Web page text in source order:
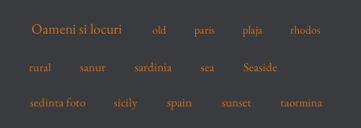
Oameni si locuri old paris plaja rhodos
rural sanur sardinia sea Seaside
sedinta foto sicily spain sunset taormina